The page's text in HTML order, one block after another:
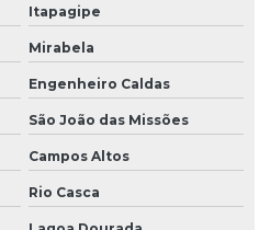
Itapagipe
Mirabela
Engenheiro Caldas
São João das Missões
Campos Altos
Rio Casca